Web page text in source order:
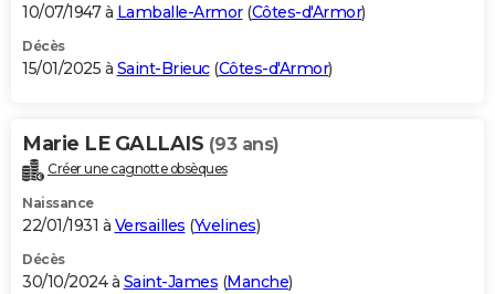
10/07/1947 à Lamballe-Armor(Côtes-d'Armor)
Décès
15/01/2025 à Saint-Brieuc(Côtes-d'Armor)
Marie LE GALLAIS (93 ans)
Créer une cagnotte obsèques
Naissance
22/01/1931 à Versailles (Yvelines)
Décès
30/10/2024 à Saint-James (Manche)